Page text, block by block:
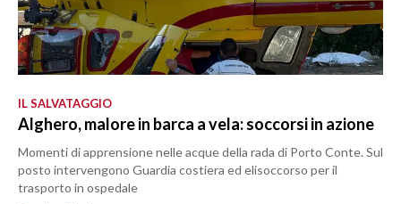
IL SALVATAGGIO
Alghero, malore in barca a vela: soccorsi in azione
Momenti di apprensione nelle acque della rada di Porto Conte. Sul
posto intervengono Guardia costiera ed elisoccorso per il
trasporto in ospedale